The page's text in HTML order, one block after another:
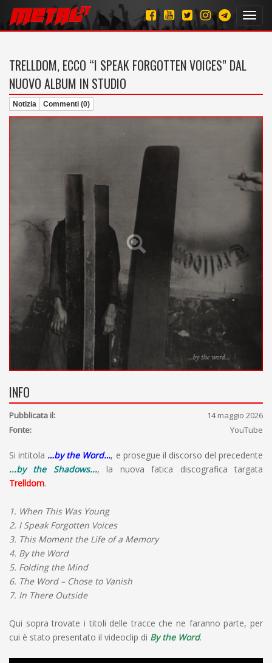
TRELLDOM, ECCO “I SPEAK FORGOTTEN VOICES” DAL
NUOVO ALBUM IN STUDIO
Notizia Commenti (0)
INFO
Pubblicata il:
14 maggio 2026
Fonte:
YouTube
Si intitola …by the Word…, e prosegue il discorso del precedente
.​.​.​by the Shadows​.​.​., la nuova fatica discografica targata
Trelldom.
1. When This Was Young
2. I Speak Forgotten Voices
3. This Moment the Life of a Memory
4. By the Word
5. Folding the Mind
6. The Word – Chose to Vanish
7. In There Outside
Qui sopra trovate i titoli delle tracce che ne faranno parte, per
cui è stato presentato il videoclip di By the Word.